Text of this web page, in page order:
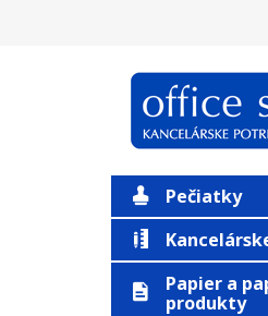
Pečiatky
Papier a
produkty